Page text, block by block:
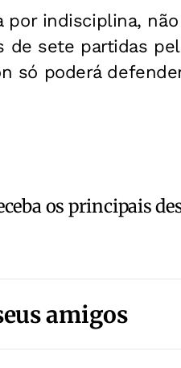
indisciplina,
de sete partidas
só poderá
os principais
amigos